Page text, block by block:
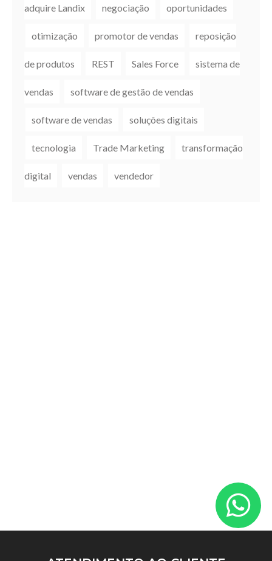
adquire Landix negociação oportunidades
otimização promotor de vendas reposição
de produtos REST Sales Force sistema de
vendas software de gestão de vendas
software de vendas soluções digitais
tecnologia Trade Marketing transformação
digital vendas vendedor